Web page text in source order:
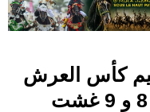
كأس العرش
في رياضة الكانوي يومي 8 و 9 غشت